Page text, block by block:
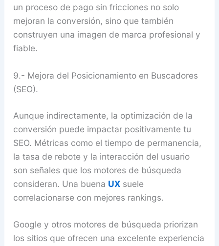
un proceso de pago sin fricciones no solo
mejoran la conversión, sino que también
construyen una imagen de marca profesional y
fiable.
9.- Mejora del Posicionamiento en Buscadores
(SEO).
Aunque indirectamente, la optimización de la
conversión puede impactar positivamente tu
SEO. Métricas como el tiempo de permanencia,
la tasa de rebote y la interacción del usuario
son señales que los motores de búsqueda
consideran. Una buena UXsuele
correlacionarse con mejores rankings.
Google y otros motores de búsqueda priorizan
los sitios que ofrecen una excelente experiencia